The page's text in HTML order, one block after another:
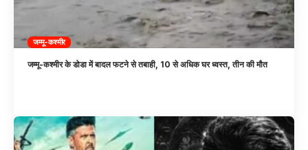
जम्मू-कश्मीर
जम्मू-कश्मीर के डोडा में बादल फटने से तबाही, 10 से अधिक घर ध्वस्त, तीन की मौत